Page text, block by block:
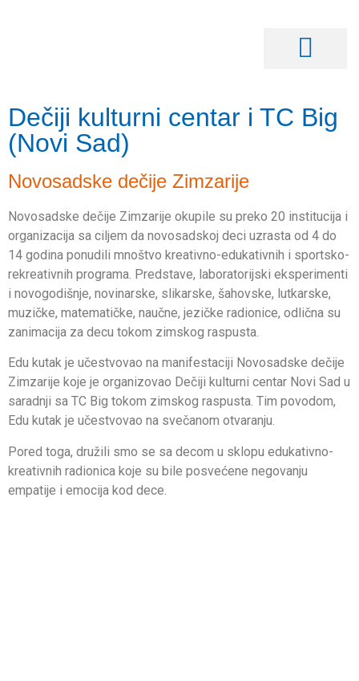
Dečiji kulturni centar i TC Big
(Novi Sad)
Novosadske dečije Zimzarije
Novosadske dečije Zimzarije okupile su preko 20 institucija i
organizacija sa ciljem da novosadskoj deci uzrasta od 4 do
14 godina ponudili mnoštvo kreativno-edukativnih i sportsko-
rekreativnih programa. Predstave, laboratorijski eksperimenti
i novogodišnje, novinarske, slikarske, šahovske, lutkarske,
muzičke, matematičke, naučne, jezičke radionice, odlična su
zanimacija za decu tokom zimskog raspusta.
Edu kutak je učestvovao na manifestaciji Novosadske dečije
Zimzarije koje je organizovao Dečiji kulturni centar Novi Sad u
saradnji sa TC Big tokom zimskog raspusta. Tim povodom,
Edu kutak je učestvovao na svečanom otvaranju.
Pored toga, družili smo se sa decom u sklopu edukativno-
kreativnih radionica koje su bile posvećene negovanju
empatije i emocija kod dece.